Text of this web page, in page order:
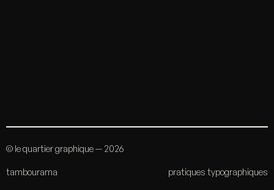
© le quartier graphique — 2026
tambourama pratiques typographiques